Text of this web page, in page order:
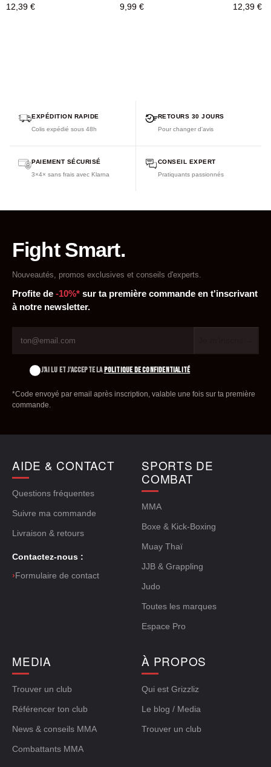
12,39 € 9,99 € 12,39 €
EXPÉDITION RAPIDE
Colis expédié sous 48h
RETOURS 30 JOURS
Pour changer d'avis
PAIEMENT SÉCURISÉ
3×4× sans frais avec Klarna
CONSEIL EXPERT
Pratiquants passionnés
Fight Smart.
Nouveautés, promos exclusives et conseils d'experts.
Profite de -10%* sur ta première commande en t'inscrivant
à notre newsletter.
J'AI LU ET J'ACCEPTE LAPOLITIQUE DE CONFIDENTIALITÉ
*Code envoyé par email après inscription, valable une fois sur ta première
commande.
AIDE & CONTACT
Questions fréquentes
Suivre ma commande
Livraison & retours
Contactez-nous :
›Formulaire de contact
SPORTS DE
COMBAT
MMA
Boxe & Kick-Boxing
Muay Thaï
JJB & Grappling
Judo
Toutes les marques
Espace Pro
MEDIA
Trouver un club
Référencer ton club
News & conseils MMA
Combattants MMA
À PROPOS
Qui est Grizzliz
Le blog / Media
Trouver un club